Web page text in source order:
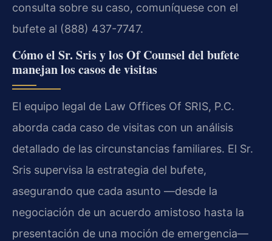
consulta sobre su caso, comuníquese con el
bufete al (888) 437-7747.
Cómo el Sr. Sris y los Of Counsel del bufete
manejan los casos de visitas
El equipo legal de Law Offices Of SRIS, P.C.
aborda cada caso de visitas con un análisis
detallado de las circunstancias familiares. El Sr.
Sris supervisa la estrategia del bufete,
asegurando que cada asunto —desde la
negociación de un acuerdo amistoso hasta la
presentación de una moción de emergencia—